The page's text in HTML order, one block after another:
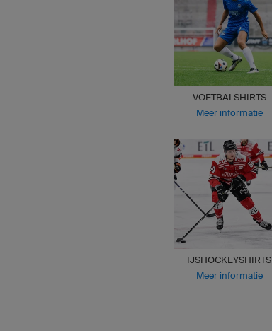
VOETBALSHIRTS
Meer informatie
IJSHOCKEYSHIRTS
Meer informatie